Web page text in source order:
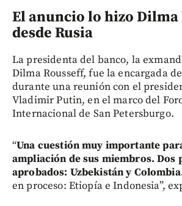
El anuncio lo hizo Dilma
desde Rusia
La presidenta del banco, la
Dilma Rousseff, fue la encargada
durante una reunión con el
Vladimir Putin, en el marco del
Internacional de San Petersburgo.
“Una cuestión muy importante
ampliación de sus miembros. Dos
aprobados: Uzbekistán y
en proceso: Etiopía e Indonesia”,